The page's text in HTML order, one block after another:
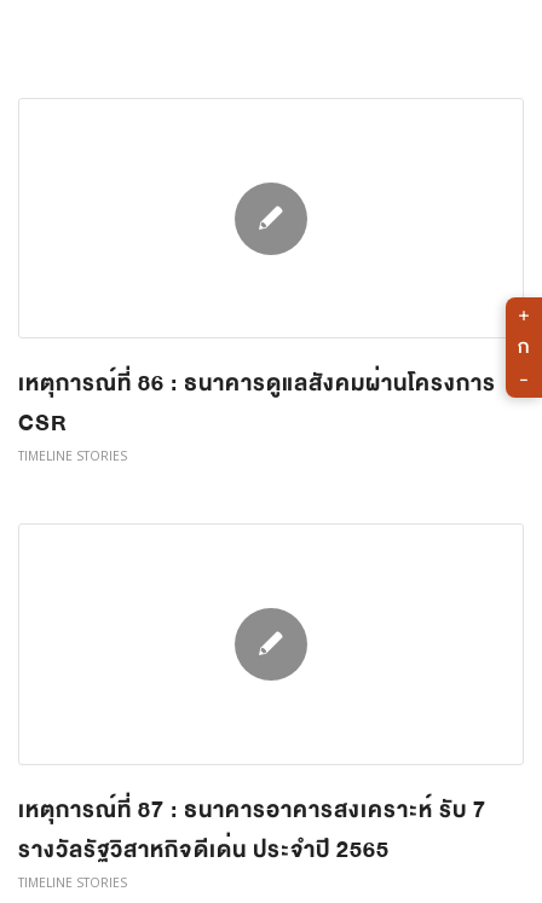
เหตุการณ์ที่ 86 : ธนาคารดูแลสังคมผ่านโครงการ
CSR
TIMELINE STORIES
เหตุการณ์ที่ 87 : ธนาคารอาคารสงเคราะห์ รับ 7
รางวัลรัฐวิสาหกิจดีเด่น ประจำปี 2565
TIMELINE STORIES
+
ก
-